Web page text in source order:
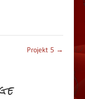
Projekt 5 →